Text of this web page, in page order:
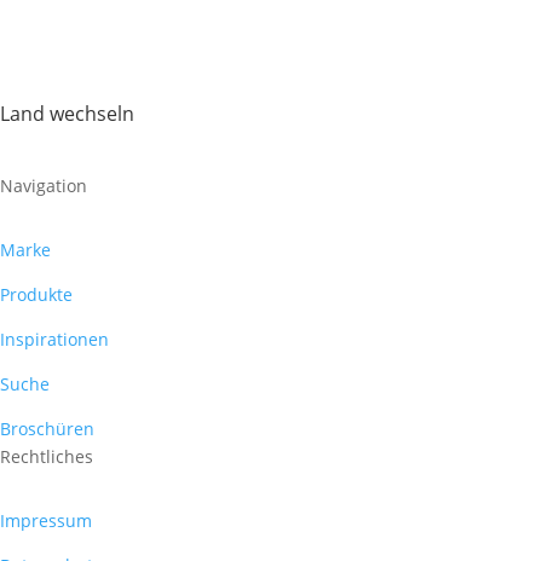
Land wechseln
Navigation
Marke
Produkte
Inspirationen
Suche
Broschüren
Rechtliches
Impressum